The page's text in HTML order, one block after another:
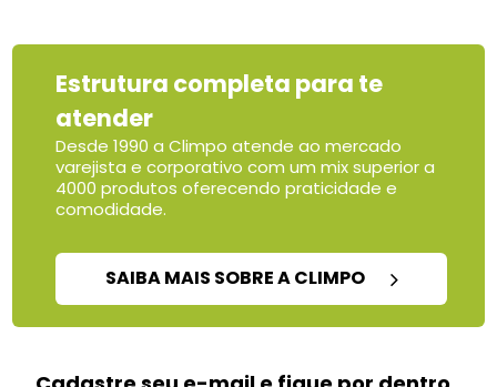
Estrutura completa para te
atender
Desde 1990 a Climpo atende ao mercado
varejista e corporativo com um mix superior a
4000 produtos oferecendo praticidade e
comodidade.
SAIBA MAIS SOBRE A CLIMPO